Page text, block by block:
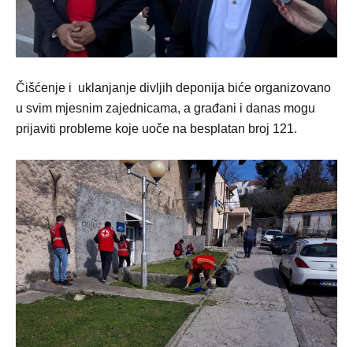
Čišćenje i uklanjanje divljih deponija biće organizovano
u svim mjesnim zajednicama, a građani i danas mogu
prijaviti probleme koje uoče na besplatan broj 121.